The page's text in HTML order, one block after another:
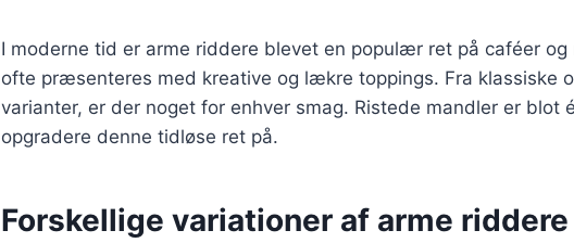
I moderne tid er arme riddere blevet en populær ret på caféer og
ofte præsenteres med kreative og lækre toppings. Fra klassiske
varianter, er der noget for enhver smag. Ristede mandler er blot
opgradere denne tidløse ret på.
Forskellige variationer af arme